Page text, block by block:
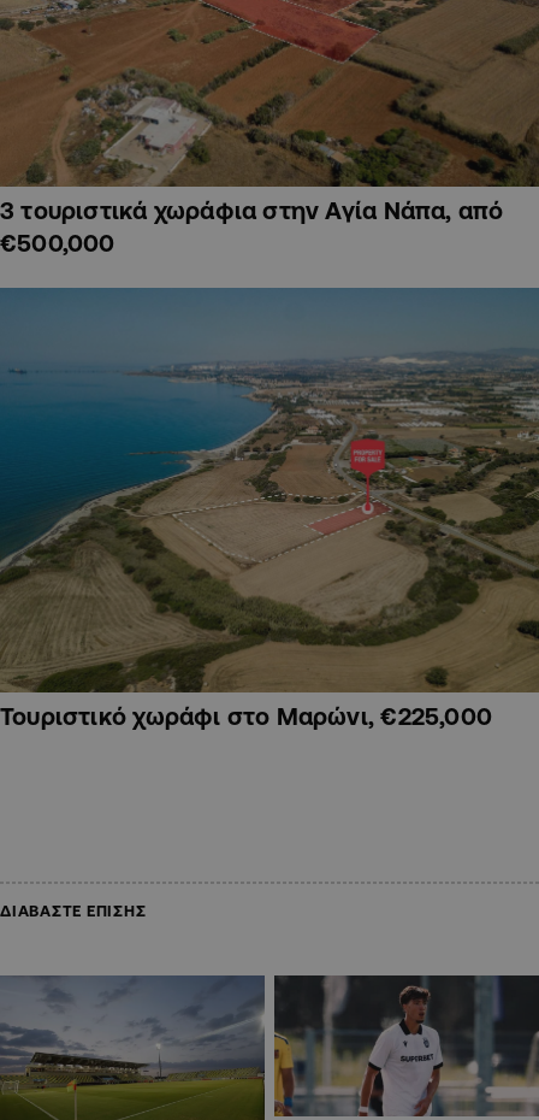
3 τουριστικά χωράφια στην Αγία Νάπα, από
€500,000
Τουριστικό χωράφι στο Μαρώνι, €225,000
ΔΙΑΒΑΣΤΕ ΕΠΙΣΗΣ